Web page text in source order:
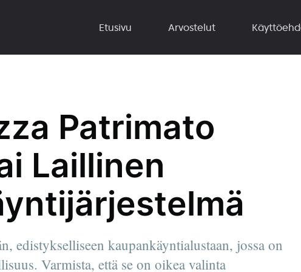
Etusivu Arvostelut
Patrimato
Laillinen
edistykselliseen kaupankäyntialustaan, jossa on
Varmista, että se on oikea valinta